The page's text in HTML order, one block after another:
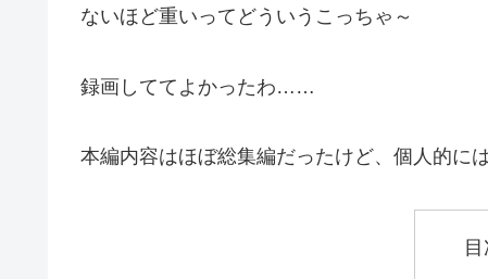
ないほど重いってどういうこっちゃ～
録画しててよかったわ……
本編内容はほぼ総集編だったけど、個人的に
目